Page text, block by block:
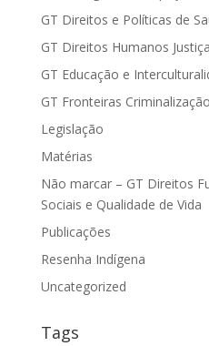
GT Direitos e Políticas de
GT Direitos Humanos
GT Educação e
GT Fronteiras
Legislação
Matérias
Não marcar – GT Direitos
Sociais e Qualidade de Vida
Publicações
Resenha Indígena
Uncategorized
Tags